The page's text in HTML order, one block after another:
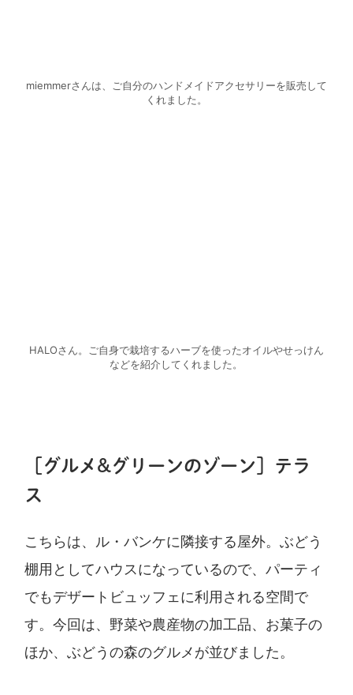
miemmerさんは、ご自分のハンドメイドアクセサリーを販売して
くれました。
HALOさん。ご自身で栽培するハーブを使ったオイルやせっけん
などを紹介してくれました。
［グルメ&グリーンのゾーン］テラ
ス
こちらは、ル・バンケに隣接する屋外。ぶどう
棚用としてハウスになっているので、パーティ
でもデザートビュッフェに利用される空間で
す。今回は、野菜や農産物の加工品、お菓子の
ほか、ぶどうの森のグルメが並びました。